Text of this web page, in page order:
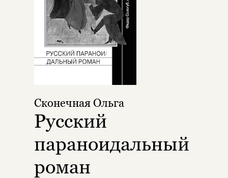
Сконечная Ольга
Русский
параноидальный
роман